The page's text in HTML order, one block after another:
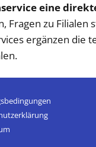
eine
Fragen zu
ergänzen